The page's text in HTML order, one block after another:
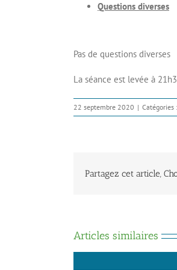
Questions diverses
Pas de questions diverses
La séance est levée à
22 septembre 2020 | Catégories :
Partagez cet article,
Articles similaires